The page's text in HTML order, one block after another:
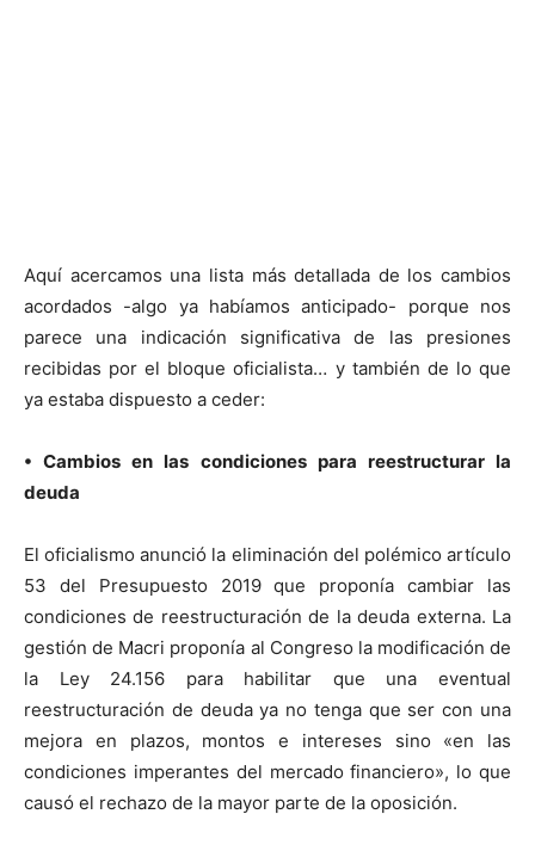
Aquí acercamos una lista más detallada de los cambios
acordados -algo ya habíamos anticipado- porque nos
parece una indicación significativa de las presiones
recibidas por el bloque oficialista… y también de lo que
ya estaba dispuesto a ceder:
• Cambios en las condiciones para reestructurar la
deuda
El oficialismo anunció la eliminación del polémico artículo
53 del Presupuesto 2019 que proponía cambiar las
condiciones de reestructuración de la deuda externa. La
gestión de Macri proponía al Congreso la modificación de
la Ley 24.156 para habilitar que una eventual
reestructuración de deuda ya no tenga que ser con una
mejora en plazos, montos e intereses sino «en las
condiciones imperantes del mercado financiero», lo que
causó el rechazo de la mayor parte de la oposición.